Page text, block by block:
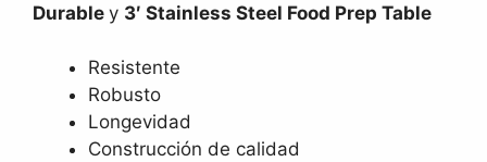
Durable y 3′ Stainless Steel Food Prep Table
Resistente
Robusto
Longevidad
Construcción de calidad